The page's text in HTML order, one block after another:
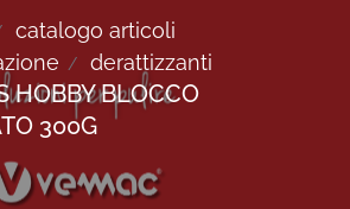
catalogo articoli
derattizzanti
HOBBY BLOCCO
300G